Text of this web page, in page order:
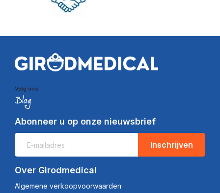
Volg ons
Abonneer u op onze nieuwsbrief
Inschrijven
Over Girodmedical
Algemene verkoopvoorwaarden